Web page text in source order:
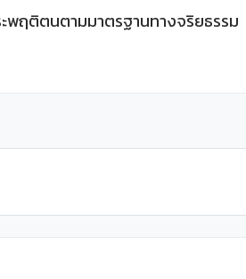
พฤติตนตามมาตรฐานทางจริยธรรม